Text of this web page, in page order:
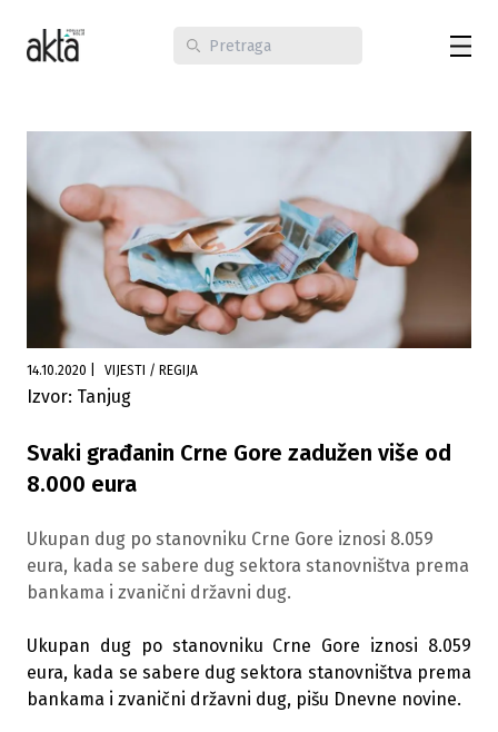
14.10.2020 VIJESTI / REGIJA
Izvor: Tanjug
Svaki građanin Crne Gore zadužen više od
8.000 eura
Ukupan dug po stanovniku Crne Gore iznosi 8.059
eura, kada se sabere dug sektora stanovništva prema
bankama i zvanični državni dug.
Ukupan dug po stanovniku Crne Gore iznosi 8.059
eura, kada se sabere dug sektora stanovništva prema
bankama i zvanični državni dug, pišu Dnevne novine.